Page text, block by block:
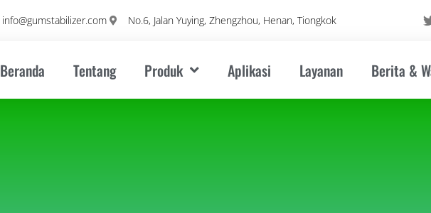
info@gumstabilizer.com No.6, Jalan Yuying, Zhengzhou, Henan, Tiongkok
Beranda Tentang Produk Aplikasi Layanan Berita &